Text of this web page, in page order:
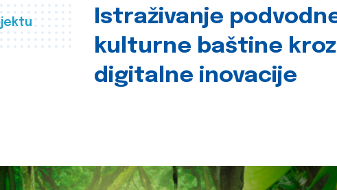
Istraživanje
kulturne baštine kroz
digitalne inovacije